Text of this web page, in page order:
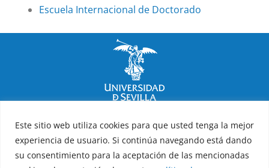
Este sitio web utiliza cookies para que usted tenga la mejor
experiencia de usuario. Si continúa navegando está dando
su consentimiento para la aceptación de las mencionadas
Escuela Internacional de Doctorado
Política de privacidad Política de cookies Aviso legal